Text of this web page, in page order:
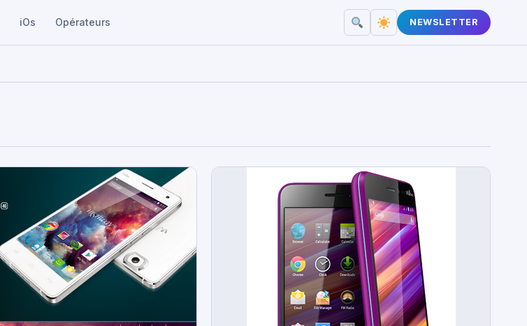
iOs Opérateurs NEWSLETTER